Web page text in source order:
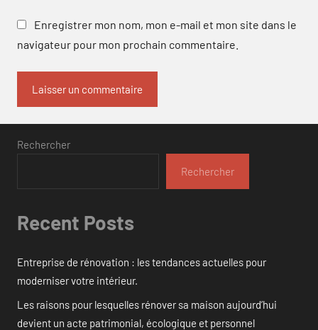
Enregistrer mon nom, mon e-mail et mon site dans le
navigateur pour mon prochain commentaire.
Rechercher
Rechercher
Recent Posts
Entreprise de rénovation : les tendances actuelles pour
moderniser votre intérieur.
Les raisons pour lesquelles rénover sa maison aujourd’hui
devient un acte patrimonial, écologique et personnel